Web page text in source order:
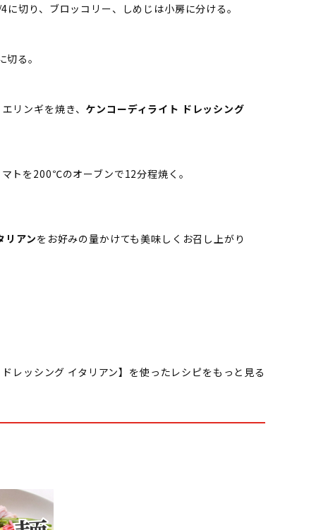
切り、ブロッコリー、しめじは小房に分ける。
る。
リンギを焼き、 ケンコーディライト ドレッシング
トを200℃のオーブンで12分程焼く。
リアンをお好みの量かけても美味しくお召し上がり
レッシング イタリアン】を使ったレシピをもっと見る